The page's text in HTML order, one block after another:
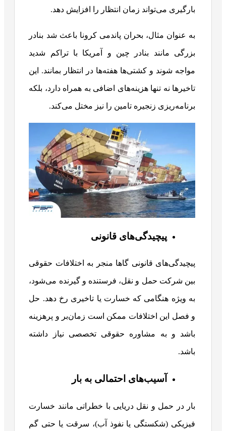
بارگیری می‌تواند زمان انتظار را افزایش دهد.
به‌ عنوان مثال، بحران پاندمی کرونا باعث شد بنادر
بزرگی مانند بنادر چین و آمریکا با تراکم شدید
مواجه شوند و کشتی‌ها هفته‌ها در انتظار بمانند. این
تاخیرها نه‌ تنها هزینه‌های اضافی به همراه دارد، بلکه
برنامه‌ریزی زنجیره تامین را نیز مختل می‌کند.
پیچیدگی‌های قانونی
پیچیدگی‌های قانونی گاها منجر به اختلافات حقوقی
بین شرکت حمل‌ و نقل، فرستنده و گیرنده می‌شود،
به‌ ویژه هنگامی که خسارت یا تاخیری رخ دهد. حل‌
و فصل این اختلافات ممکن است زمان‌بر و پرهزینه
باشد و به مشاوره حقوقی تخصصی نیاز داشته
باشد.
آسیب‌های احتمالی به بار
بار در حمل‌ و نقل دریایی با خطراتی مانند خسارت
فیزیکی (شکستگی یا نفوذ آب)، سرقت یا حتی گم